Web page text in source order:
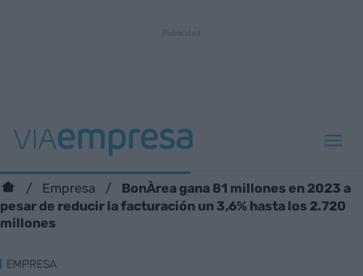
Empresa
BonÀrea gana 81 millones en 2023 a
pesar de reducir la facturación un 3,6% hasta los 2.720
millones
EMPRESA